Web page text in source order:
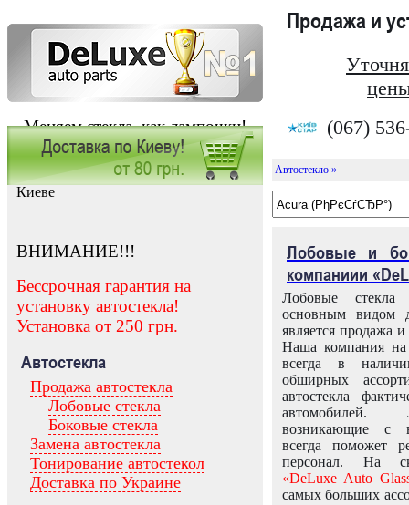
Меняем стекла, как лампочки!
Продажа и
(067)
Заказать установку автостекла в
Киеве
ВНИМАНИЕ!!!
Бессрочная гарантия на
установку автостекла!
Установка от 250 грн.
Автостекла
Продажа автостекла
Лобовые стекла
Боковые стекла
Замена автостекла
Тонирование автостекол
Доставка по Украине
Автостекло »
Лобовые и
компаниии
Лобовые
основным видом
является продажа и
Наша компания на
всегда в
обширных
автостекла
возникающие с
всегда поможет
персонал. На
«DeLuxe Auto
самых больших